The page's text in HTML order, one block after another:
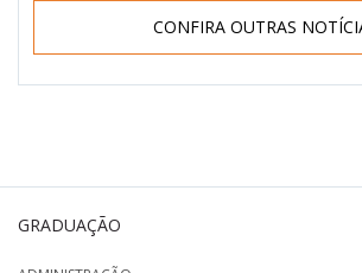
CONFIRA OUTRAS
GRADUAÇÃO